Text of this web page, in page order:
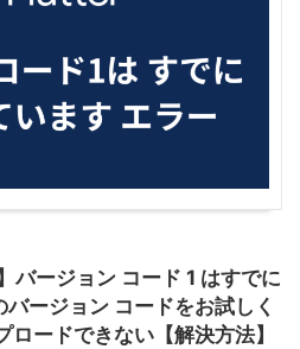
ージョン コード 1 はすでに
ージョン コードをお試しく
ードできない【解決方法】